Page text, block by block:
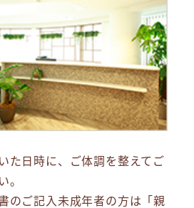
た日時に、ご体調を整えてご
。
のご記入未成年者の方は「親